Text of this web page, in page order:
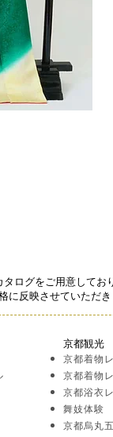
タログをご用意してお
に反映させていただき
京都観光
京都着物
京都着物
京都浴衣
舞妓体験
京都烏丸